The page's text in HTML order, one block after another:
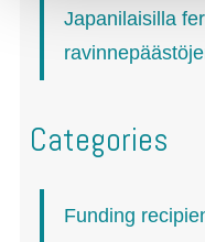
Japanilaisilla
Categories
Funding